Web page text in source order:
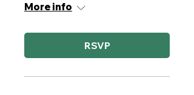
More info
RSVP